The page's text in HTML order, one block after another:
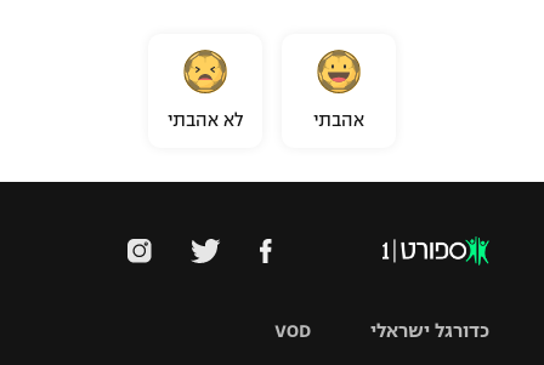
אהבתי לא אהבתי
VOD כדורגל ישראלי